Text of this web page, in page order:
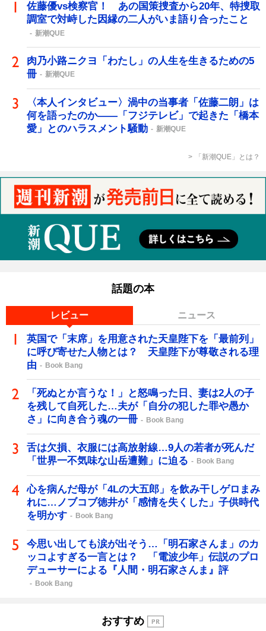
佐藤優vs検察官！ あの国策捜査から20年、特捜取
調室で対峙した因縁の二人がいま語り合ったこと
新潮QUE
肉乃小路ニクヨ「わたし」の人生を生きるための5
冊
新潮QUE
〈本人インタビュー〉渦中の当事者「佐藤二朗」は
何を語ったのか――「フジテレビ」で起きた「橋本
愛」とのハラスメント騒動
新潮QUE
「新潮QUE」とは？
話題の本
レビュー ニュース
英国で「末席」を用意された天皇陛下を「最前列」
に呼び寄せた人物とは？ 天皇陛下が尊敬される理
由
Book Bang
「死ぬとか言うな！」と怒鳴った日、妻は2人の子
を残して自死した…夫が「自分の犯した罪や愚か
さ」に向き合う魂の一冊
Book Bang
舌は欠損、衣服には高放射線…9人の若者が死んだ
「世界一不気味な山岳遭難」に迫る
Book Bang
心を病んだ母が「4Lの大五郎」を飲み干しゲロまみ
れに…ノブコブ徳井が「感情を失くした」子供時代
を明かす
Book Bang
今思い出しても涙が出そう…「明石家さんま」のカ
ッコよすぎる一言とは？ 「電波少年」伝説のプロ
デューサーによる『人間・明石家さんま』評
Book Bang
おすすめ